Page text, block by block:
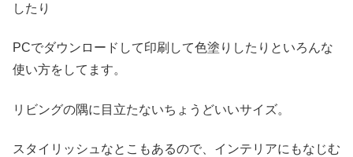
したり
PCでダウンロードして印刷して色塗りしたりといろんな
使い方をしてます。
リビングの隅に目立たないちょうどいいサイズ。
スタイリッシュなとこもあるので、インテリアにもなじむ